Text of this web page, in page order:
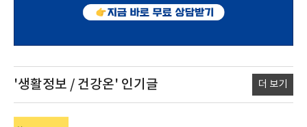
'생활정보 / 건강온' 인기글 더 보기